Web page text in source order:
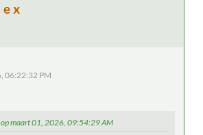
e x
06:22:32 PM
maart 01, 2026, 09:54:29 AM